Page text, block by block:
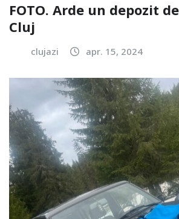
FOTO. Arde un depozit
Cluj
clujazi apr. 15, 2024